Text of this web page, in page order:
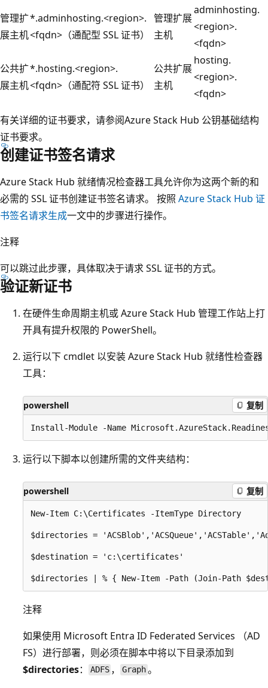
管理扩
展主机
*.adminhosting.<region>.
<fqdn>（通配型 SSL 证书）
管理扩展
主机
adminhosting.
<region>.
<fqdn>
公共扩
展主机
*.hosting.<region>.
<fqdn>（通配符 SSL 证书）
公共扩展
主机
hosting.
<region>.
<fqdn>
有关详细的证书要求，请参阅Azure Stack Hub 公钥基础结构
证书要求。
创建证书签名请求
Azure Stack Hub 就绪情况检查器工具允许你为这两个新的和
必需的 SSL 证书创建证书签名请求。 按照 Azure Stack Hub 证
书签名请求生成一文中的步骤进行操作。
注释
可以跳过此步骤，具体取决于请求 SSL 证书的方式。
验证新证书
在硬件生命周期主机或 Azure Stack Hub 管理工作站上打
开具有提升权限的 PowerShell。
运行以下 cmdlet 以安装 Azure Stack Hub 就绪性检查器
工具：
powershell 复制
运行以下脚本以创建所需的文件夹结构：
powershell 复制
New-Item C:\Certificates -ItemType Directory
$directories =
$destination = 'c:\certificates'
注释
如果使用 Microsoft Entra ID Federated Services （AD
FS）进行部署，则必须在脚本中将以下目录添加到
$directories： ADFS ，Graph。